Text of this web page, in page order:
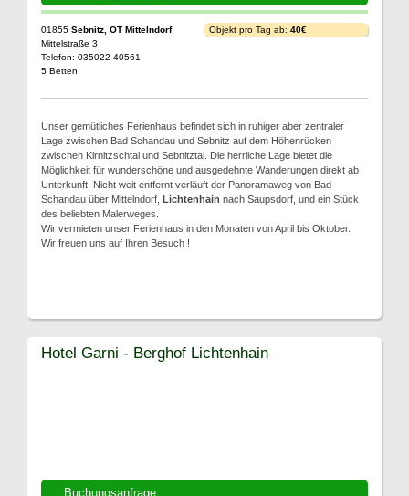
01855 Sebnitz, OT Mittelndorf
Mittelstraße 3
Telefon: 035022 40561
5 Betten
Objekt pro Tag ab: 40€
Unser gemütliches Ferienhaus befindet sich in ruhiger aber zentraler
Lage zwischen Bad Schandau und Sebnitz auf dem Höhenrücken
zwischen Kirnitzschtal und Sebnitztal. Die herrliche Lage bietet die
Möglichkeit für wunderschöne und ausgedehnte Wanderungen direkt ab
Unterkunft. Nicht weit entfernt verläuft der Panoramaweg von Bad
Schandau über Mittelndorf, Lichtenhain nach Saupsdorf, und ein Stück
des beliebten Malerweges.
Wir vermieten unser Ferienhaus in den Monaten von April bis Oktober.
Wir freuen uns auf Ihren Besuch !
Buchungsanfrage
Hotel Garni - Berghof Lichtenhain